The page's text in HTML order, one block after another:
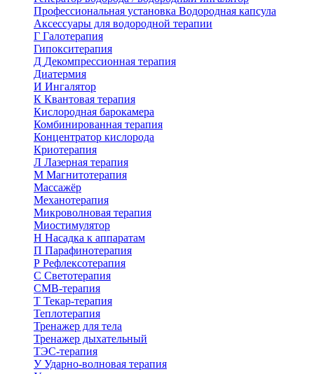
Профессиональная установка Водородная капсула
Аксессуары для водородной терапии
Г Галотерапия
Гипокситерапия
Д Декомпрессионная терапия
Диатермия
И Ингалятор
К Квантовая терапия
Кислородная барокамера
Комбинированная терапия
Концентратор кислорода
Криотерапия
Л Лазерная терапия
М Магнитотерапия
Массажёр
Механотерапия
Микроволновая терапия
Миостимулятор
Н Насадка к аппаратам
П Парафинотерапия
Р Рефлексотерапия
С Светотерапия
СМВ-терапия
Т Текар-терапия
Теплотерапия
Тренажер для тела
Тренажер дыхательный
ТЭС-терапия
УУдарно-волновая терапия